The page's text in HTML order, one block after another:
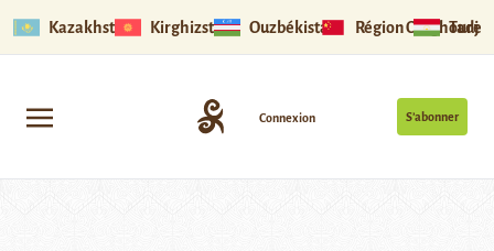
Kazakhstan Kirghizstan Ouzbékistan Région Ouïghoure
S’abonner
Connexion